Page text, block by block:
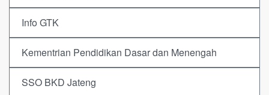
Info GTK
Kementrian Pendidikan Dasar dan Menengah
SSO BKD Jateng